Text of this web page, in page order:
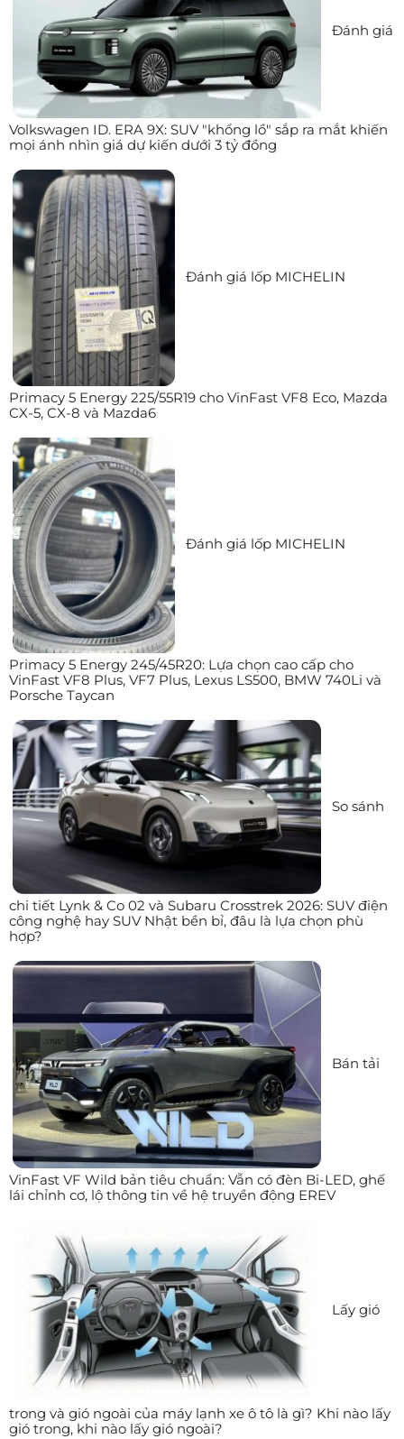
Đánh giá
Volkswagen ID. ERA 9X: SUV "khổng lồ" sắp ra mắt khiến
mọi ánh nhìn giá dự kiến dưới 3 tỷ đồng
Đánh giá lốp MICHELIN
Primacy 5 Energy 225/55R19 cho VinFast VF8 Eco, Mazda
CX-5, CX-8 và Mazda6
Đánh giá lốp MICHELIN
Primacy 5 Energy 245/45R20: Lựa chọn cao cấp cho
VinFast VF8 Plus, VF7 Plus, Lexus LS500, BMW 740Li và
Porsche Taycan
So sánh
chi tiết Lynk & Co 02 và Subaru Crosstrek 2026: SUV điện
công nghệ hay SUV Nhật bền bỉ, đâu là lựa chọn phù
hợp?
Bán tải
VinFast VF Wild bản tiêu chuẩn: Vẫn có đèn Bi-LED, ghế
lái chỉnh cơ, lộ thông tin về hệ truyền động EREV
Lấy gió
trong và gió ngoài của máy lạnh xe ô tô là gì? Khi nào lấy
gió trong, khi nào lấy gió ngoài?